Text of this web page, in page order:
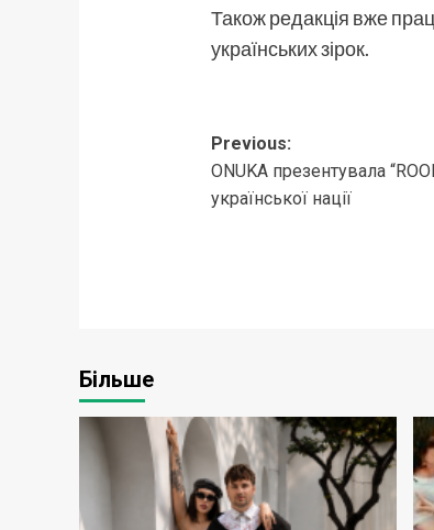
Також редакція вже
українських зірок.
Post
navigation
Previous:
ONUKA презентувала
української нації
Більше